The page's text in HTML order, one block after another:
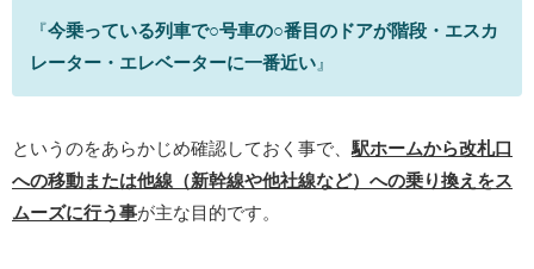
『今乗っている列車で○号車の○番目のドアが階段・エスカ
レーター・エレベーターに一番近い 』
というのをあらかじめ確認しておく事で、 駅ホームから改札口
への移動または他線（新幹線や他社線など）への乗り換えをス
ムーズに行う事が主な目的です。